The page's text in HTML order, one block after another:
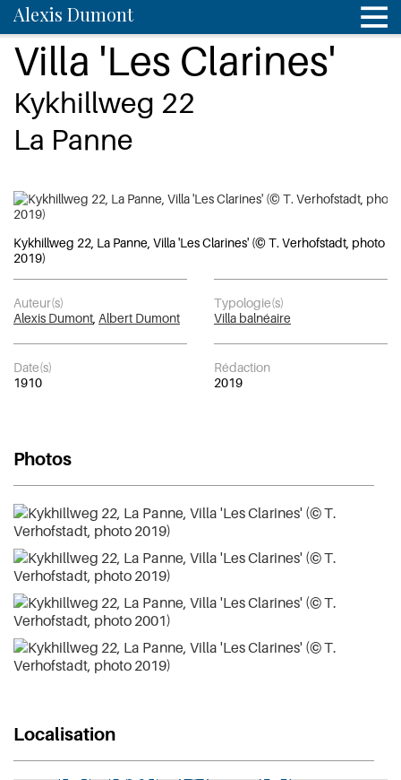
Alexis Dumont
Villa 'Les Clarines'
Kykhillweg 22
La Panne
Kykhillweg 22, La Panne, Villa 'Les Clarines' (© T. Verhofstadt, photo
2019)
Auteur(s)
Alexis Dumont Albert Dumont
Typologie(s)
Villa balnéaire
Date(s)
1910
Rédaction
2019
Photos
Localisation